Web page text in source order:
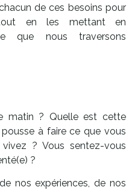
de ces besoins pour
en les mettant en
que nous traversons
matin ? Quelle est cette
à faire ce que vous
? Vous sentez-vous
?
nos expériences, de nos